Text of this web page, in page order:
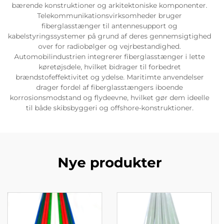
bærende konstruktioner og arkitektoniske komponenter.
Telekommunikationsvirksomheder bruger
fiberglasstænger til antennesupport og
kabelstyringssystemer på grund af deres gennemsigtighed
over for radiobølger og vejrbestandighed.
Automobilindustrien integrerer fiberglasstænger i lette
køretøjsdele, hvilket bidrager til forbedret
brændstofeffektivitet og ydelse. Maritimte anvendelser
drager fordel af fiberglasstængers iboende
korrosionsmodstand og flydeevne, hvilket gør dem ideelle
til både skibsbyggeri og offshore-konstruktioner.
Nye produkter